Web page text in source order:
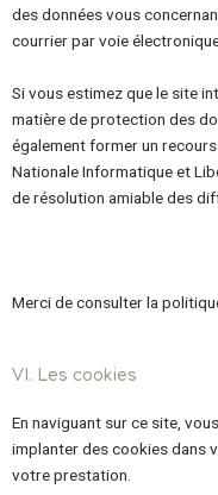
des données vous
courrier par voie
Si vous estimez que le site
matière de protection des
également former un
NationaleInformatique et
de résolution amiable des
Merci de consulter la
VI. Les cookies
En naviguant sur ce site,
implanter des cookies dans
votre prestation.